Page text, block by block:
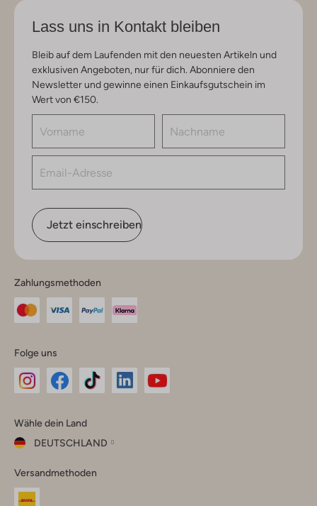
Lass uns in Kontakt bleiben
Bleib auf dem Laufenden mit den neuesten Artikeln und
exklusiven Angeboten, nur für dich. Abonniere den
Newsletter und gewinne einen Einkaufsgutschein im
Wert von €150.
Jetzt einschreiben
Zahlungsmethoden
Folge uns
Instagram
Facebook
TikTok
Wähle dein Land
DEUTSCHLAND
dein
Land
Versandmethoden